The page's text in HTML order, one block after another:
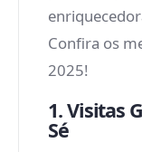
Confira os
2025!
1. Visitas
Sé